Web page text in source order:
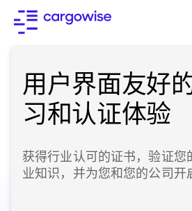
用户界面友好
习和认证体验
获得行业认可的证书，验证您
业知识，并为您和您的公司开